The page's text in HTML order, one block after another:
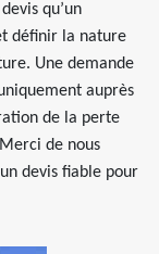
qu’un
définir la nature
Une demande
auprès
de la perte
de nous
devis fiable pour